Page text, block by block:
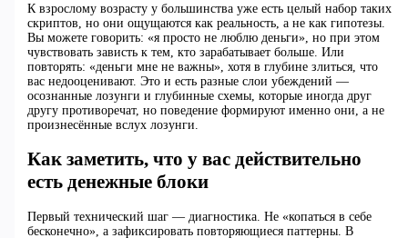
К взрослому возрасту у большинства уже есть целый набор таких
скриптов, но они ощущаются как реальность, а не как гипотезы.
Вы можете говорить: «я просто не люблю деньги», но при этом
чувствовать зависть к тем, кто зарабатывает больше. Или
повторять: «деньги мне не важны», хотя в глубине злиться, что
вас недооценивают. Это и есть разные слои убеждений —
осознанные лозунги и глубинные схемы, которые иногда друг
другу противоречат, но поведение формируют именно они, а не
произнесённые вслух лозунги.
Как заметить, что у вас действительно
есть денежные блоки
Первый технический шаг — диагностика. Не «копаться в себе
бесконечно», а зафиксировать повторяющиеся паттерны. В